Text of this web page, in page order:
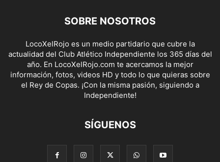
SOBRE NOSOTROS
LocoXelRojo es un medio partidario que cubre la
actualidad del Club Atlético Independiente los 365 días del
año. En LocoXelRojo.com te acercamos la mejor
información, fotos, videos HD y todo lo que quieras sobre
el Rey de Copas. ¡Con la misma pasión, siguiendo a
Independiente!
SÍGUENOS